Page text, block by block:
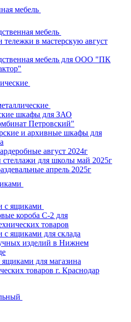
мебель
мебель
тележки в мастерскую август
мебель для ООО "ПК
шкафы для ЗАО
Петровский"
и архивные шкафы для
август 2024г
для школы май 2025г
апрель 2025г
с ящиками
короба С-2 для
товаров
с ящиками для склада
изделий в Нижнем
для магазина
товаров г. Краснодар